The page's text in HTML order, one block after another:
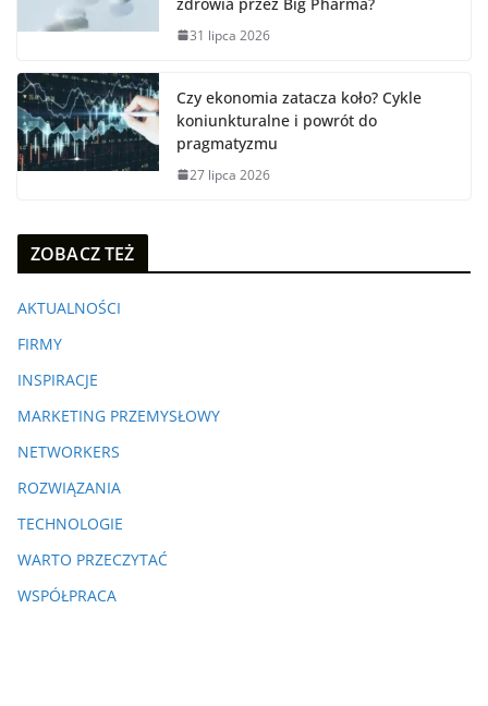
31 lipca 2026
Czy ekonomia zatacza koło? Cykle
koniunkturalne i powrót do
pragmatyzmu
27 lipca 2026
ZOBACZ TEŻ
AKTUALNOŚCI
FIRMY
INSPIRACJE
MARKETING PRZEMYSŁOWY
NETWORKERS
ROZWIĄZANIA
TECHNOLOGIE
WARTO PRZECZYTAĆ
WSPÓŁPRACA